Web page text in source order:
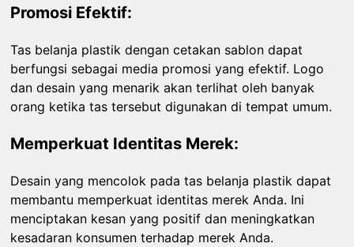
Promosi Efektif:
Tas belanja plastik dengan cetakan sablon dapat
berfungsi sebagai media promosi yang efektif. Logo
dan desain yang menarik akan terlihat oleh banyak
orang ketika tas tersebut digunakan di tempat umum.
Memperkuat Identitas Merek:
Desain yang mencolok pada tas belanja plastik dapat
membantu memperkuat identitas merek Anda. Ini
menciptakan kesan yang positif dan meningkatkan
kesadaran konsumen terhadap merek Anda.